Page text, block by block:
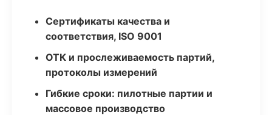
Сертификаты качества и
соответствия, ISO 9001
ОТК и прослеживаемость партий,
протоколы измерений
Гибкие сроки: пилотные партии и
массовое производство